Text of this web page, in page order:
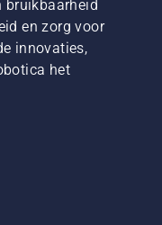
bruikbaarheid
en zorg voor
innovaties,
het